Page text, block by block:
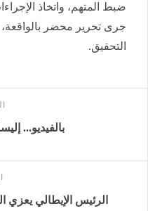
ضبط المتهم، واتخاذ
جرى تحرير محضر بالواقعة،
التحقيق.
بالفيديو...
الرئيس الإيطالي